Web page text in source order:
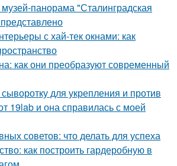
панорама "Сталинградская
с хай-тек окнами: как
как они преобразуют современный
для укрепления и против
19lab и она справилась с моей
советов: что делать для успеха
как построить гардеробную в